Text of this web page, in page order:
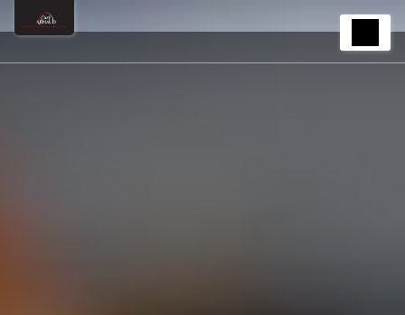
Panneau de gestion des cookies